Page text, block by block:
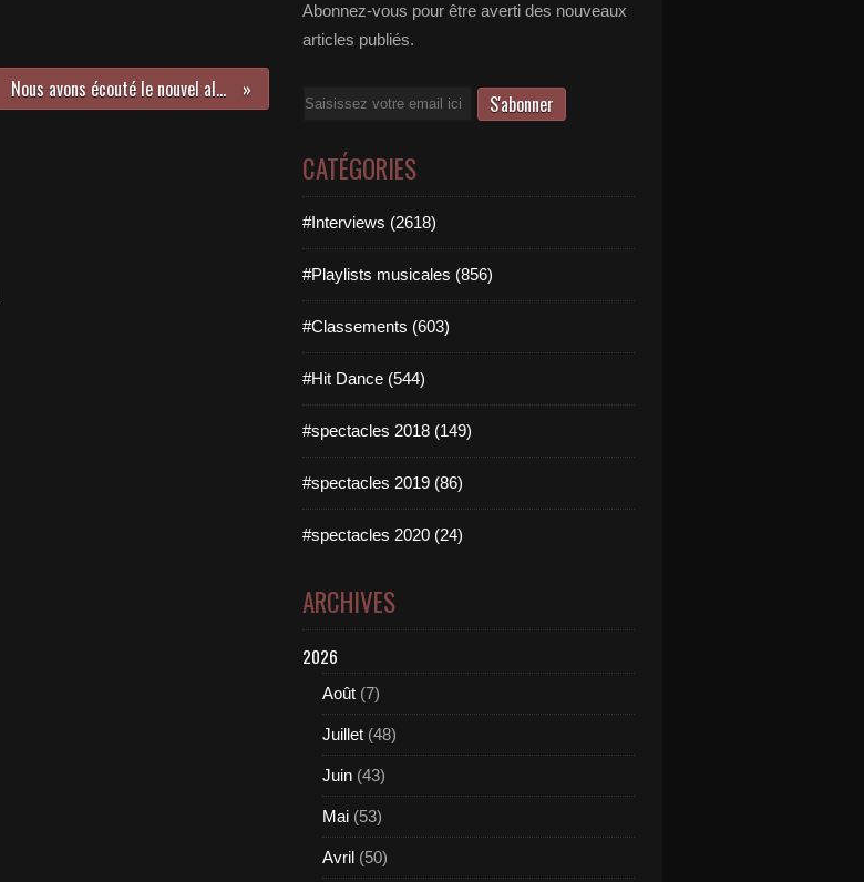
Nous avons écouté le nouvel album de Sarah Lenka !
Abonnez-vous pour être averti des nouveaux
articles publiés.
Email
CATÉGORIES
#Interviews (2618)
#Playlists musicales (856)
#Classements (603)
#Hit Dance (544)
#spectacles 2018 (149)
#spectacles 2019 (86)
#spectacles 2020 (24)
ARCHIVES
2026
Août (7)
Juillet (48)
Juin (43)
Mai (53)
Avril (50)